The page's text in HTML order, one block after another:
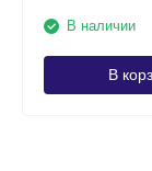
В наличии
В